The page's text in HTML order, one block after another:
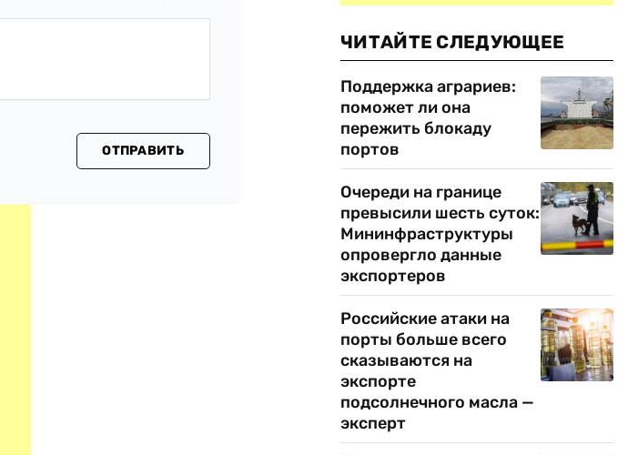
ОТПРАВИТЬ
ЧИТАЙТЕ СЛЕДУЮЩЕЕ
Поддержка аграриев:
поможет ли она
пережить блокаду
портов
Очереди на границе
превысили шесть суток:
Мининфраструктуры
опровергло данные
экспортеров
Российские атаки на
порты больше всего
сказываются на
экспорте
подсолнечного масла —
эксперт